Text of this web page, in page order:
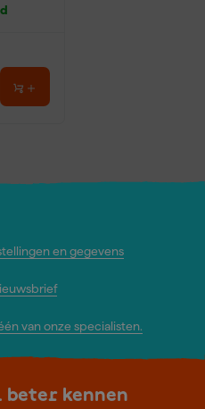
en gegevens
van onze specialisten.
beter kennen